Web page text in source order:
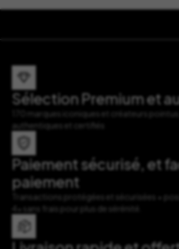
Sélection Premium et
170 marques iconiques et créateurs
authentiques et certifiés
Paiement sécurisé, et
paiement
Transactions protégées et sécurisées +
4x sans frais pour plus de sérénité.